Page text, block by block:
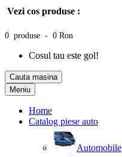
Vezi cos produse :
0 produse - 0 Ron
Cosul tau este gol!
Cauta masina
Meniu
Home
Catalog piese auto
Automobile